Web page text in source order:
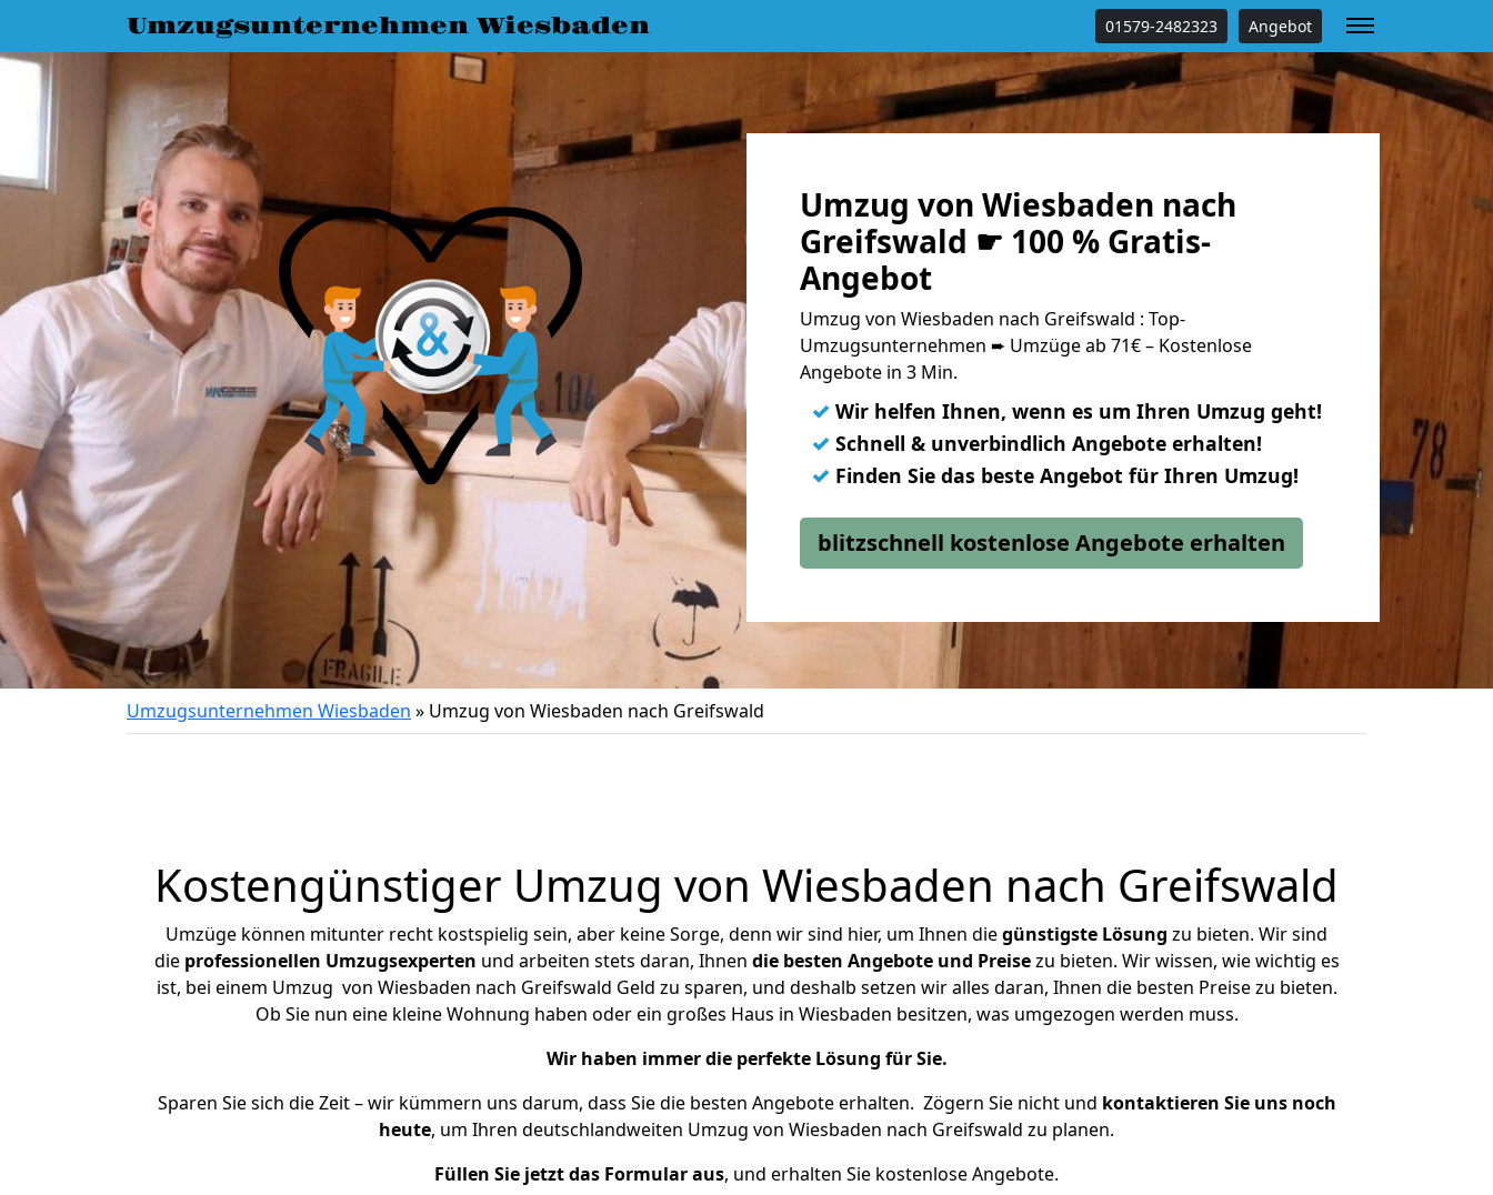
Umzugsunternehmen Wiesbaden 01579-2482323 Angebot
Umzug von Wiesbaden nach
Greifswald ☛ 100 % Gratis-
Angebot
Umzug von Wiesbaden nach Greifswald : Top-
Umzugsunternehmen ➨ Umzüge ab 71€ – Kostenlose
Angebote in 3 Min.
✓ Wir helfen Ihnen, wenn es um Ihren Umzug geht!
✓ Schnell & unverbindlich Angebote erhalten!
✓ Finden Sie das beste Angebot für Ihren Umzug!
blitzschnell kostenlose Angebote erhalten
Umzugsunternehmen Wiesbaden » Umzug von Wiesbaden nach Greifswald
Kostengünstiger Umzug von Wiesbaden nach Greifswald
Umzüge können mitunter recht kostspielig sein, aber keine Sorge, denn wir sind hier, um Ihnen diegünstigste Lösung zu bieten. Wir sind
die professionellen Umzugsexperten und arbeiten stets daran, Ihnen die besten Angebote und Preisezu bieten. Wir wissen, wie wichtig es
ist, bei einem Umzug von Wiesbaden nach Greifswald Geld zu sparen, und deshalb setzen wir alles daran, Ihnen die besten Preise zu bieten.
Ob Sie nun eine kleine Wohnung haben oder ein großes Haus in Wiesbaden besitzen, was umgezogen werden muss.
Wir haben immer die perfekte Lösung für Sie.
Sparen Sie sich die Zeit – wir kümmern uns darum, dass Sie die besten Angebote erhalten. Zögern Sie nicht und kontaktieren Sie uns noch
heute, um Ihren deutschlandweiten Umzug von Wiesbaden nach Greifswald zu planen.
Füllen Sie jetzt das Formular aus, und erhalten Sie kostenlose Angebote.